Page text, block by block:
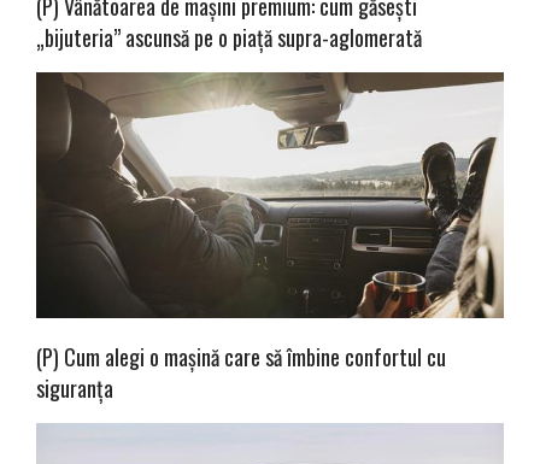
(P) Vânătoarea de mașini premium: cum găsești
„bijuteria” ascunsă pe o piață supra-aglomerată
(P) Cum alegi o mașină care să îmbine confortul cu
siguranța